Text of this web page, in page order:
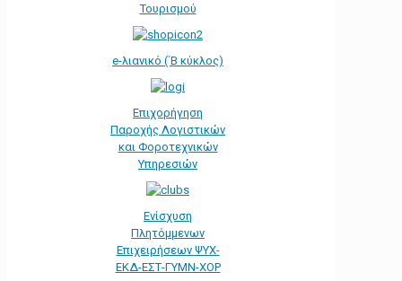
Τουρισμού
e-λιανικό (΄Β κύκλος)
Επιχορήγηση
Παροχής Λογιστικών
και Φοροτεχνικών
Υπηρεσιών
Ενίσχυση
Πλητόμμενων
Επιχειρήσεων ΨΥΧ-
ΕΚΔ-ΕΣΤ-ΓΥΜΝ-ΧΟΡ